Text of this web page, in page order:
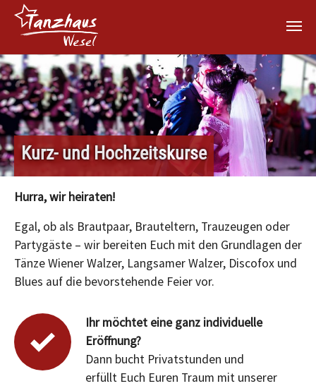
Zum Hauptinhalt springen
Kurz- und Hochzeitskurse
Hurra, wir heiraten!
Egal, ob als Brautpaar, Brauteltern, Trauzeugen oder
Partygäste – wir bereiten Euch mit den Grundlagen der
Tänze Wiener Walzer, Langsamer Walzer, Discofox und
Blues auf die bevorstehende Feier vor.
Ihr möchtet eine ganz individuelle
Eröffnung?
Dann bucht Privatstunden und
erfüllt Euch Euren Traum mit unserer